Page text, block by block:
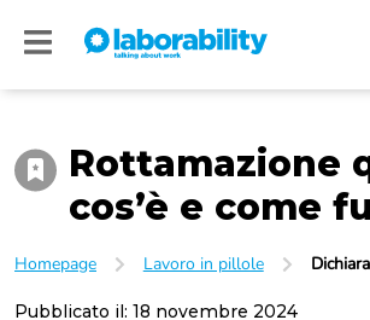
I nostri social
Accedi
People
Rottamazione
cos’è e come
Homepage Lavoro in pillole
Pubblicato il: 18 novembre 2024